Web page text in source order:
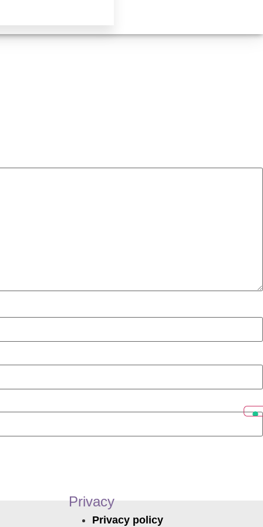
Privacy
Privacy policy